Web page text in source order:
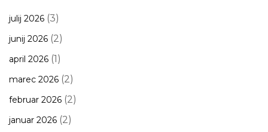
julij 2026 (3)
junij 2026 (2)
april 2026 (1)
marec 2026 (2)
februar 2026 (2)
januar 2026 (2)